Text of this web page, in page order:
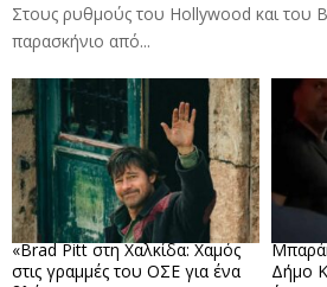
Στους ρυθμούς του Hollywood και του
παρασκήνιο από...
«Brad Pitt στη Χαλκίδα: Χαμός
στις γραμμές του ΟΣΕ για ένα
Δήμο